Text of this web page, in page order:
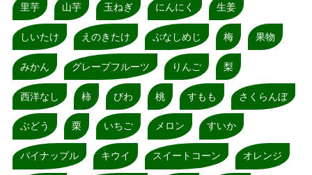
里芋 山芋 玉ねぎ にんにく 生姜
しいたけ えのきたけ ぶなしめじ 梅 果物
みかん グレープフルーツ りんご 梨
西洋なし 柿 びわ 桃 すもも さくらんぼ
ぶどう 栗 いちご メロン すいか
パイナップル キウイ スイートコーン オレンジ